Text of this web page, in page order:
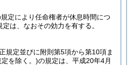
定により任命権者が休息時間につ
は、なおその効力を有する。
規定並びに附則第5項から第10項ま
を除く。)の規定は、平成20年4月